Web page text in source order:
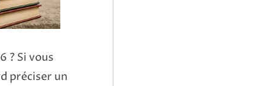
? Si vous
préciser un